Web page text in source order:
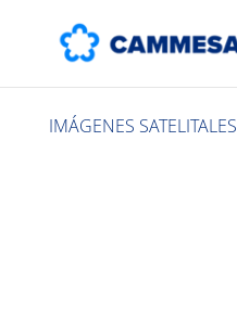
IMÁGENES SATELITALES